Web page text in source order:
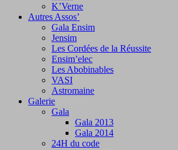
K’Verne
Autres Assos’
Gala Ensim
Jensim
Les Cordées de la Réussite
Ensim’elec
Les Abobinables
VASI
Astromaine
Galerie
Gala
Gala 2013
Gala 2014
24H du code